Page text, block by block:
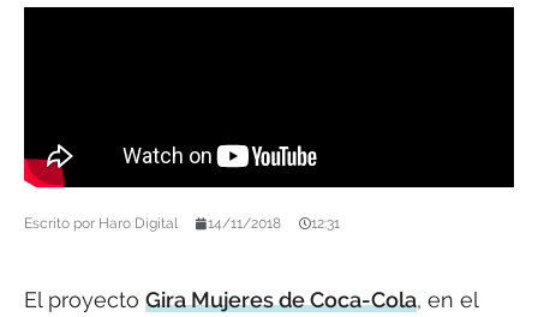
Escrito por Haro Digital 14/11/2018 12:31
El proyecto Gira Mujeres de Coca-Cola, en el